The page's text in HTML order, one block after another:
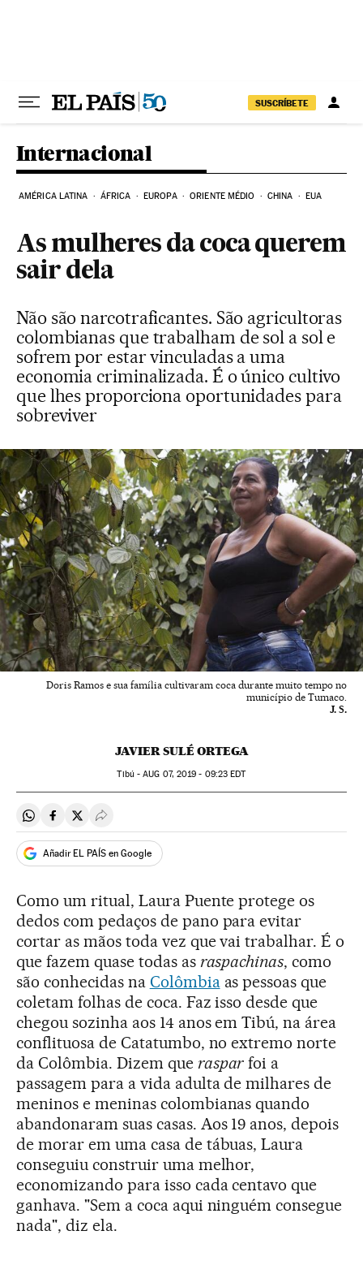
SUSCRÍBETE
Internacional
AMÉRICA LATINA ÁFRICA EUROPA ORIENTE MÉDIO CHINA EUA
As mulheres da coca querem
sair dela
Não são narcotraficantes. São agricultoras
colombianas que trabalham de sol a sol e
sofrem por estar vinculadas a uma
economia criminalizada. É o único cultivo
que lhes proporciona oportunidades para
sobreviver
Doris Ramos e sua família cultivaram coca durante muito tempo no
município de Tumaco.
J. S.
JAVIER SULÉ ORTEGA
Tibú -AUG 07, 2019 - 09:23 EDT
Compartir en Whatsapp
Compartir en Facebook
Compartir en Twitter
Desplegar Redes Sociales
Añadir EL PAÍS en Google
Como um ritual, Laura Puente protege os
dedos com pedaços de pano para evitar
cortar as mãos toda vez que vai trabalhar. É o
que fazem quase todas as raspachinas, como
são conhecidas na Colômbiaas pessoas que
coletam folhas de coca. Faz isso desde que
chegou sozinha aos 14 anos em Tibú, na área
conflituosa de Catatumbo, no extremo norte
da Colômbia. Dizem que raspar foi a
passagem para a vida adulta de milhares de
meninos e meninas colombianas quando
abandonaram suas casas. Aos 19 anos, depois
de morar em uma casa de tábuas, Laura
conseguiu construir uma melhor,
economizando para isso cada centavo que
ganhava. "Sem a coca aqui ninguém consegue
nada", diz ela.